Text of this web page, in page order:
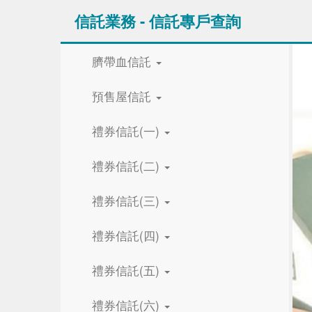
信託業務 - 信託專戶查詢
臍帶血信託
預售屋信託
禮券信託(一)
禮券信託(二)
禮券信託(三)
禮券信託(四)
禮券信託(五)
禮券信託(六)